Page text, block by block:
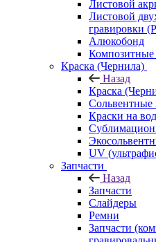
Листовой
Листовой
гравировки
Алюкобонд
Композитные
Краска (Чернила)
Назад
Краска
Сольвентные
Краски на
UV
Запчасти
Назад
Запчасти
Слайдеры
Ремни
Запчасти